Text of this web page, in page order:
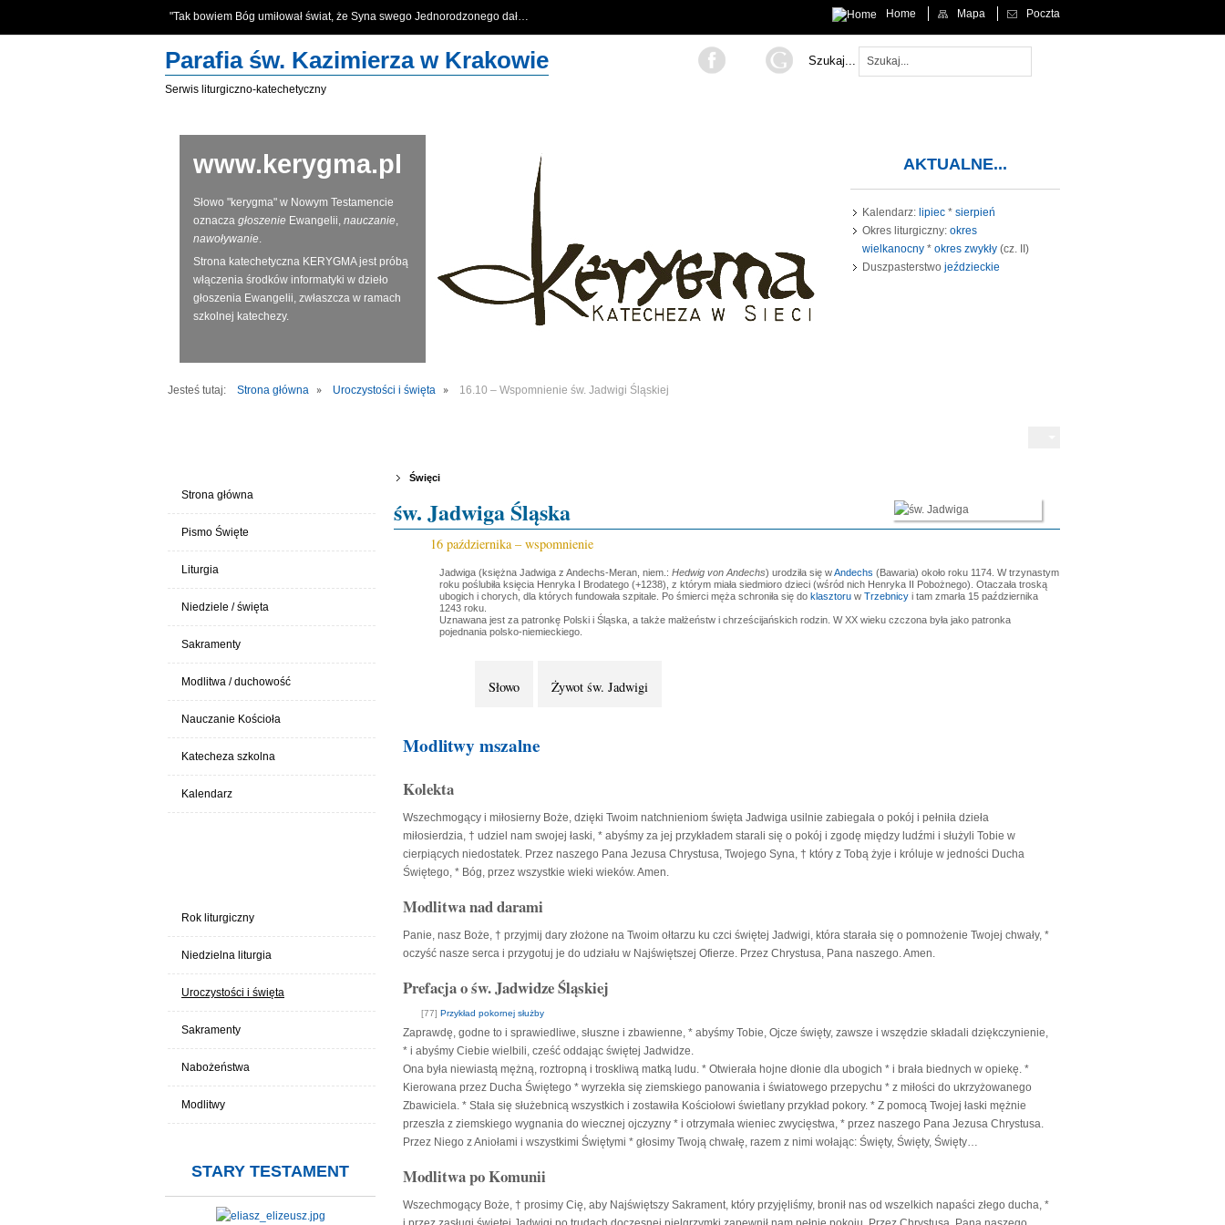
"Tak bowiem Bóg umiłował świat, że Syna swego Jednorodzonego dał… … aby każdy, kto w Niego wierzy, nie zginął, ale miał życie wieczne." (J 3,16)
Home Mapa Poczta
Parafia św. Kazimierza w Krakowie
Serwis liturgiczno-katechetyczny
Szukaj...
www.kerygma.pl
Słowo "kerygma" w Nowym Testamencie
oznacza głoszenieEwangelii, nauczanie,
nawoływanie.
Strona katechetyczna KERYGMA jest próbą
włączenia środków informatyki w dzieło
głoszenia Ewangelii, zwłaszcza w ramach
szkolnej katechezy.
AKTUALNE...
Kalendarz: lipiec* sierpień
Okres liturgiczny: okres
wielkanocny* okres zwykły(cz. II)
Duszpasterstwo jeździeckie
Jesteś tutaj: Strona główna Uroczystości i święta 16.10 – Wspomnienie św. Jadwigi Śląskiej
Święci
św. Jadwiga Śląska
16 października – wspomnienie
Jadwiga (księżna Jadwiga z Andechs-Meran, niem.: Hedwig von Andechs) urodziła się wAndechs (Bawaria) około roku 1174. W trzynastym
roku poślubiła księcia Henryka I Brodatego (+1238), z którym miała siedmioro dzieci (wśród nich Henryka II Pobożnego). Otaczała troską
ubogich i chorych, dla których fundowała szpitale. Po śmierci męża schroniła się do klasztoruw Trzebnicyi tam zmarła 15 października
1243 roku.
Uznawana jest za patronkę Polski i Śląska, a także małżeństw i chrześcijańskich rodzin. W XX wieku czczona była jako patronka
pojednania polsko-niemieckiego.
Słowo Żywot św. Jadwigi
Modlitwy mszalne
Kolekta
Wszechmogący i miłosierny Boże, dzięki Twoim natchnieniom święta Jadwiga usilnie zabiegała o pokój i pełniła dzieła
miłosierdzia, † udziel nam swojej łaski, * abyśmy za jej przykładem starali się o pokój i zgodę między ludźmi i służyli Tobie w
cierpiących niedostatek. Przez naszego Pana Jezusa Chrystusa, Twojego Syna, † który z Tobą żyje i króluje w jedności Ducha
Świętego, * Bóg, przez wszystkie wieki wieków. Amen.
Modlitwa nad darami
Panie, nasz Boże, † przyjmij dary złożone na Twoim ołtarzu ku czci świętej Jadwigi, która starała się o pomnożenie Twojej chwały, *
oczyść nasze serca i przygotuj je do udziału w Najświętszej Ofierze. Przez Chrystusa, Pana naszego. Amen.
Prefacja o św. Jadwidze Śląskiej
[77] Przykład pokornej służby
Zaprawdę, godne to i sprawiedliwe, słuszne i zbawienne, * abyśmy Tobie, Ojcze święty, zawsze i wszędzie składali dziękczynienie,
* i abyśmy Ciebie wielbili, cześć oddając świętej Jadwidze.
Ona była niewiastą mężną, roztropną i troskliwą matką ludu. * Otwierała hojne dłonie dla ubogich * i brała biednych w opiekę. *
Kierowana przez Ducha Świętego * wyrzekła się ziemskiego panowania i światowego przepychu * z miłości do ukrzyżowanego
Zbawiciela. * Stała się służebnicą wszystkich i zostawiła Kościołowi świetlany przykład pokory. * Z pomocą Twojej łaski mężnie
przeszła z ziemskiego wygnania do wiecznej ojczyzny * i otrzymała wieniec zwycięstwa, * przez naszego Pana Jezusa Chrystusa.
Przez Niego z Aniołami i wszystkimi Świętymi * głosimy Twoją chwałę, razem z nimi wołając: Święty, Święty, Święty…
Modlitwa po Komunii
Wszechmogący Boże, † prosimy Cię, aby Najświętszy Sakrament, który przyjęliśmy, bronił nas od wszelkich napaści złego ducha, *
Strona główna
Pismo Święte
Liturgia
Niedziele / święta
Sakramenty
Modlitwa / duchowość
Nauczanie Kościoła
Katecheza szkolna
Kalendarz
Rok liturgiczny
Niedzielna liturgia
Uroczystości i święta
Sakramenty
Nabożeństwa
Modlitwy
STARY TESTAMENT